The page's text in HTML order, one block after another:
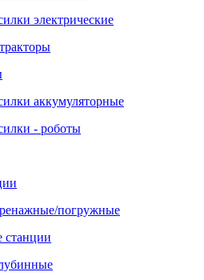
электрические
аккумуляторные
- роботы
погружные
станции